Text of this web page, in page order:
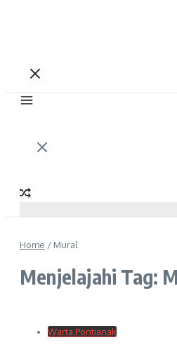
Home / Mural
Menjelajahi Tag:
Warta Pontianak